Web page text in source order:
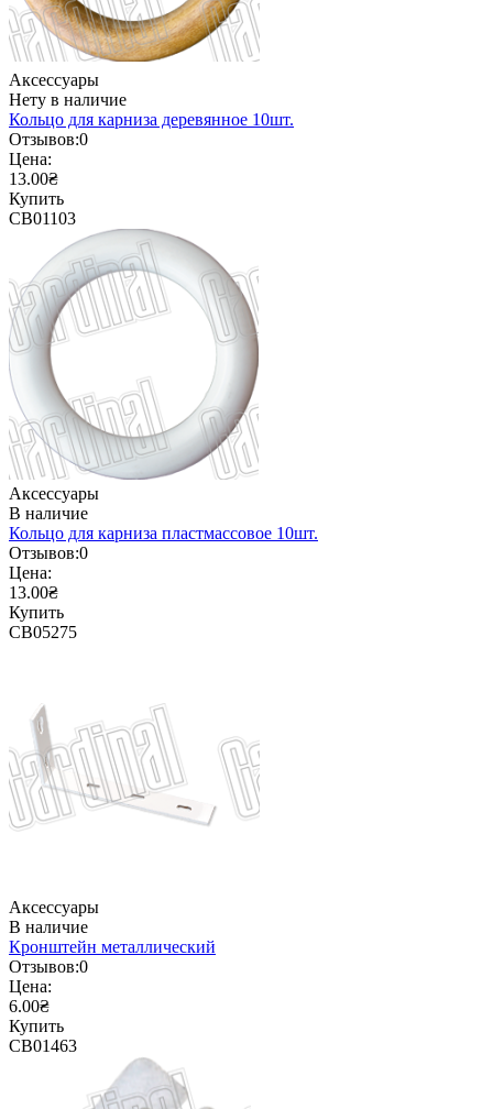
Аксессуары
Нету в наличие
Кольцо для карниза деревянное 10шт.
Отзывов:0
Цена:
13.00₴
Купить
CB01103
Аксессуары
В наличие
Кольцо для карниза пластмассовое 10шт.
Отзывов:0
Цена:
13.00₴
Купить
CB05275
Аксессуары
В наличие
Кронштейн металлический
Отзывов:0
Цена:
6.00₴
Купить
CB01463